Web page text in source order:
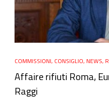
COMMISSIONI, CONSIGLIO, NEWS,
Affaire rifiuti Roma,
Raggi